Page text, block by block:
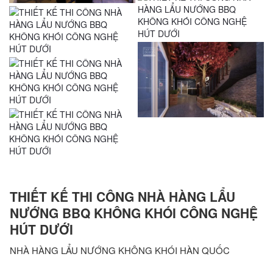
THIẾT KẾ THI CÔNG NHÀ HÀNG LẨU
NƯỚNG BBQ KHÔNG KHÓI CÔNG NGHỆ
HÚT DƯỚI
NHÀ HÀNG LẨU NƯỚNG KHÔNG KHÓI HÀN QUỐC